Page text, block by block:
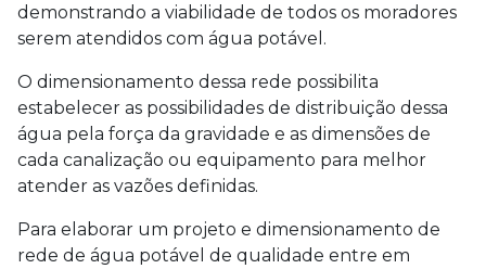
demonstrando a viabilidade de todos os moradores
serem atendidos com água potável.
O dimensionamento dessa rede possibilita
estabelecer as possibilidades de distribuição dessa
água pela força da gravidade e as dimensões de
cada canalização ou equipamento para melhor
atender as vazões definidas.
Para elaborar um projeto e dimensionamento de
rede de água potável de qualidade entre em